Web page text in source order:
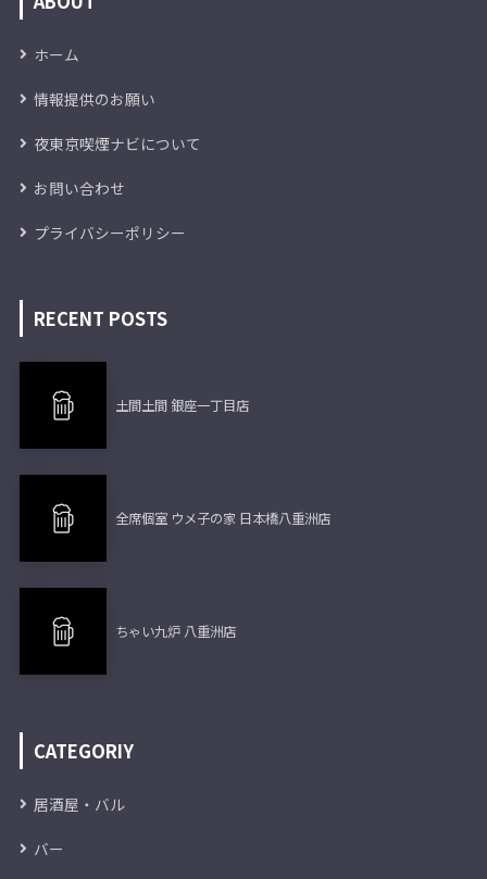
ホーム
情報提供のお願い
夜東京喫煙ナビについて
お問い合わせ
プライバシーポリシー
RECENT POSTS
土間土間 銀座一丁目店
全席個室 ウメ子の家 日本橋八重洲店
ちゃい九炉 八重洲店
CATEGORIY
居酒屋・バル
バー